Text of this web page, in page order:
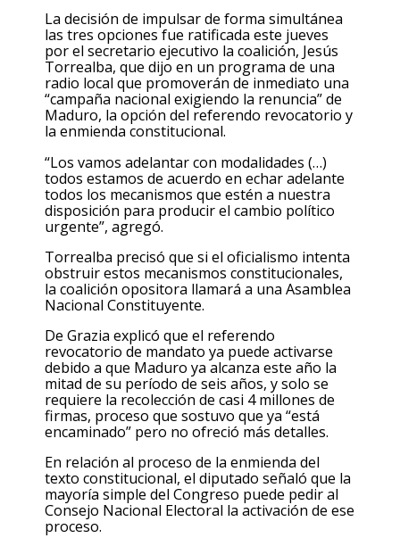
La decisión de impulsar de forma simultánea
las tres opciones fue ratificada este jueves
por el secretario ejecutivo la coalición, Jesús
Torrealba, que dijo en un programa de una
radio local que promoverán de inmediato una
“campaña nacional exigiendo la renuncia” de
Maduro, la opción del referendo revocatorio y
la enmienda constitucional.
“Los vamos adelantar con modalidades (…)
todos estamos de acuerdo en echar adelante
todos los mecanismos que estén a nuestra
disposición para producir el cambio político
urgente”, agregó.
Torrealba precisó que si el oficialismo intenta
obstruir estos mecanismos constitucionales,
la coalición opositora llamará a una Asamblea
Nacional Constituyente.
De Grazia explicó que el referendo
revocatorio de mandato ya puede activarse
debido a que Maduro ya alcanza este año la
mitad de su período de seis años, y solo se
requiere la recolección de casi 4 millones de
firmas, proceso que sostuvo que ya “está
encaminado” pero no ofreció más detalles.
En relación al proceso de la enmienda del
texto constitucional, el diputado señaló que la
mayoría simple del Congreso puede pedir al
Consejo Nacional Electoral la activación de ese
proceso.